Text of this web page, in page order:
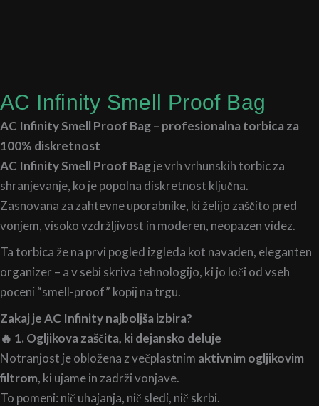
AC Infinity Smell Proof Bag
AC Infinity Smell Proof Bag – profesionalna torbica za
100% diskretnost
AC Infinity Smell Proof Bagje vrh vrhunskih torbic za
shranjevanje, ko je popolna diskretnost ključna.
Zasnovana za zahtevne uporabnike, ki želijo zaščito pred
vonjem, visoko vzdržljivost in moderen, neopazen videz.
Ta torbica že na prvi pogled izgleda kot navaden, eleganten
organizer – a v sebi skriva tehnologijo, ki jo loči od vseh
poceni “smell-proof” kopij na trgu.
Zakaj je AC Infinity najboljša izbira?
🔥 1. Ogljikova zaščita, ki dejansko deluje
Notranjost je obložena z večplastnim aktivnim ogljikovim
filtrom, ki ujame in zadrži vonjave.
To pomeni: nič uhajanja, nič sledi, nič skrbi.